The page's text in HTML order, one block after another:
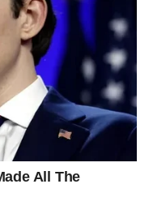
stoji uz tebe dok
se istine – čak i ako
obećanja.